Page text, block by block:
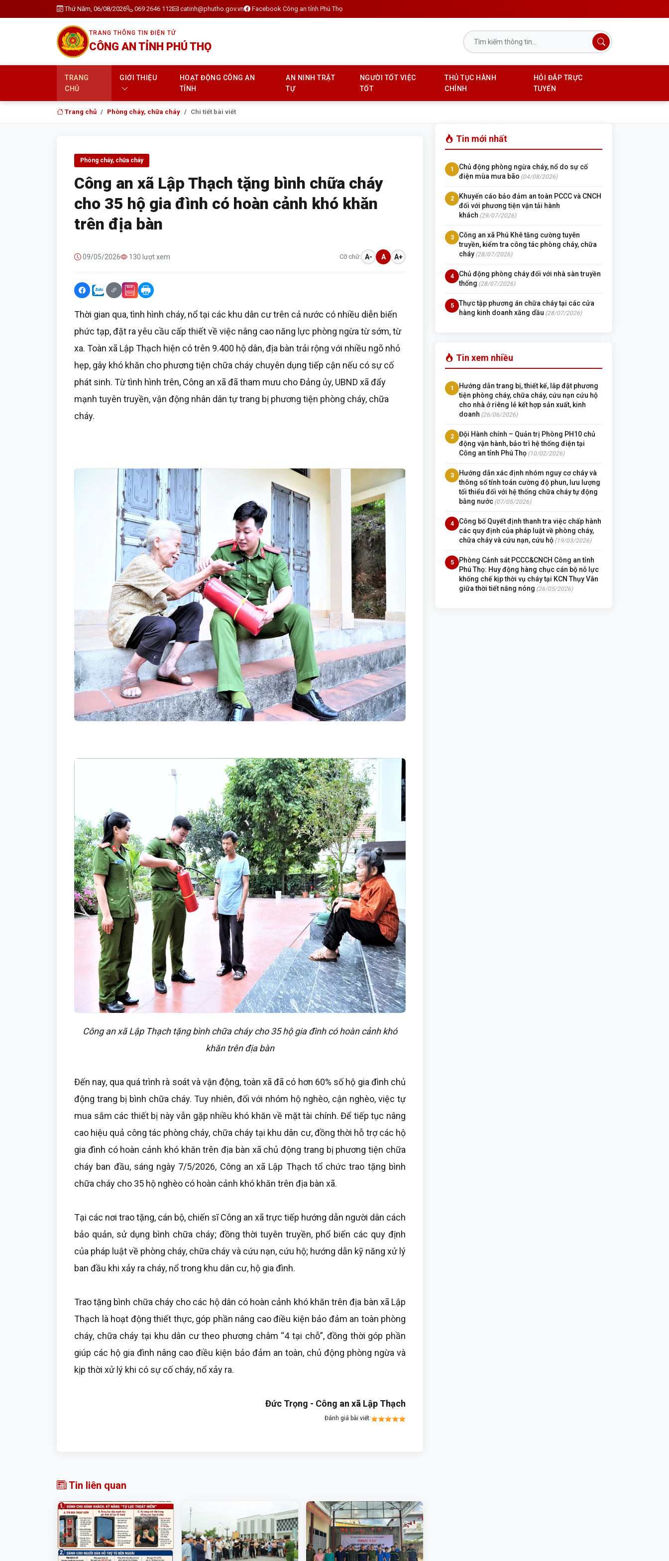
Thứ Năm, 06/08/2026 069 2646 112 catinh@phutho.gov.vn Facebook Công an tỉnh Phú Thọ
TRANG THÔNG TIN ĐIỆN TỬ
CÔNG AN TỈNH PHÚ THỌ
TRANG
CHỦ
GIỚI THIỆU
HOẠT ĐỘNG CÔNG AN
TỈNH
AN NINH TRẬT
TỰ
NGƯỜI TỐT VIỆC
TỐT
THỦ TỤC HÀNH
CHÍNH
HỎI ĐÁP TRỰC
TUYẾN
Trang chủ Phòng cháy, chữa cháy Chi tiết bài viết
Phòng cháy, chữa cháy
Công an xã Lập Thạch tặng bình chữa cháy
cho 35 hộ gia đình có hoàn cảnh khó khăn
trên địa bàn
09/05/2026 130 lượt xem Cỡ chữ: A- A A+
Thời gian qua, tình hình cháy, nổ tại các khu dân cư trên cả nước có nhiều diễn biến
phức tạp, đặt ra yêu cầu cấp thiết về việc nâng cao năng lực phòng ngừa từ sớm, từ
xa. Toàn xã Lập Thạch hiện có trên 9.400 hộ dân, địa bàn trải rộng với nhiều ngõ nhỏ
hẹp, gây khó khăn cho phương tiện chữa cháy chuyên dụng tiếp cận nếu có sự cố
phát sinh. Từ tình hình trên, Công an xã đã tham mưu cho Đảng ủy, UBND xã đẩy
mạnh tuyên truyền, vận động nhân dân tự trang bị phương tiện phòng cháy, chữa
cháy.
Công an xã Lập Thạch tặng bình chữa cháy cho 35 hộ gia đình có hoàn cảnh khó
khăn trên địa bàn
Đến nay, qua quá trình rà soát và vận động, toàn xã đã có hơn 60% số hộ gia đình chủ
động trang bị bình chữa cháy. Tuy nhiên, đối với nhóm hộ nghèo, cận nghèo, việc tự
mua sắm các thiết bị này vẫn gặp nhiều khó khăn về mặt tài chính. Để tiếp tục nâng
cao hiệu quả công tác phòng cháy, chữa cháy tại khu dân cư, đồng thời hỗ trợ các hộ
gia đình có hoàn cảnh khó khăn trên địa bàn xã chủ động trang bị phương tiện chữa
cháy ban đầu, sáng ngày 7/5/2026, Công an xã Lập Thạch tổ chức trao tặng bình
chữa cháy cho 35 hộ nghèo có hoàn cảnh khó khăn trên địa bàn xã.
Tại các nơi trao tặng, cán bộ, chiến sĩ Công an xã trực tiếp hướng dẫn người dân cách
bảo quản, sử dụng bình chữa cháy; đồng thời tuyên truyền, phổ biến các quy định
của pháp luật về phòng cháy, chữa cháy và cứu nạn, cứu hộ; hướng dẫn kỹ năng xử lý
ban đầu khi xảy ra cháy, nổ trong khu dân cư, hộ gia đình.
Trao tặng bình chữa cháy cho các hộ dân có hoàn cảnh khó khăn trên địa bàn xã Lập
Thạch là hoạt động thiết thực, góp phần nâng cao điều kiện bảo đảm an toàn phòng
cháy, chữa cháy tại khu dân cư theo phương châm “4 tại chỗ”, đồng thời góp phần
giúp các hộ gia đình nâng cao điều kiện bảo đảm an toàn, chủ động phòng ngừa và
kịp thời xử lý khi có sự cố cháy, nổ xảy ra.
Đức Trọng - Công an xã Lập Thạch
Đánh giá bài viết:
Tin liên quan
Tin mới nhất
1
Chủ động phòng ngừa cháy, nổ do sự cố
điện mùa mưa bão (04/08/2026)
2
Khuyến cáo bảo đảm an toàn PCCC và CNCH
đối với phương tiện vận tải hành
khách (29/07/2026)
3
Công an xã Phú Khê tăng cường tuyên
truyền, kiểm tra công tác phòng cháy, chữa
cháy (28/07/2026)
4
Chủ động phòng cháy đối với nhà sàn truyền
thống (28/07/2026)
5
Thực tập phương án chữa cháy tại các cửa
hàng kinh doanh xăng dầu (28/07/2026)
Tin xem nhiều
1
Hướng dẫn trang bị, thiết kế, lắp đặt phương
tiện phòng cháy, chữa cháy, cứu nạn cứu hộ
cho nhà ở riêng lẻ kết hợp sản xuất, kinh
doanh (26/06/2026)
2
Đội Hành chính – Quản trị Phòng PH10 chủ
động vận hành, bảo trì hệ thống điện tại
Công an tỉnh Phú Thọ (10/02/2026)
3
Hướng dẫn xác định nhóm nguy cơ cháy và
thông số tính toán cường độ phun, lưu lượng
tối thiểu đối với hệ thống chữa cháy tự động
bằng nước (07/05/2026)
4
Công bố Quyết định thanh tra việc chấp hành
các quy định của pháp luật về phòng cháy,
chữa cháy và cứu nạn, cứu hộ (19/03/2026)
5
Phòng Cảnh sát PCCC&CNCH Công an tỉnh
Phú Thọ: Huy động hàng chục cán bộ nỗ lực
khống chế kịp thời vụ cháy tại KCN Thụy Vân
giữa thời tiết nắng nóng (26/05/2026)